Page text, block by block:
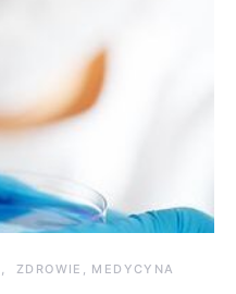
ZDROWIE, MEDYCYNA